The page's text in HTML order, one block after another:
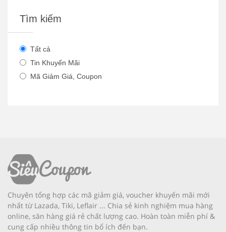
Tìm kiếm
Tất cả
Tin Khuyến Mãi
Mã Giảm Giá, Coupon
Chuyên tổng hợp các mã giảm giá, voucher khuyến mãi mới
nhất từ Lazada, Tiki, Leflair ... Chia sẻ kinh nghiệm mua hàng
online, săn hàng giá rẻ chất lượng cao. Hoàn toàn miễn phí &
cung cấp nhiều thông tin bổ ích đến bạn.